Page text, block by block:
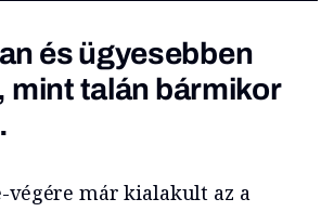
és ügyesebben
mint talán bármikor
végére már kialakult az a